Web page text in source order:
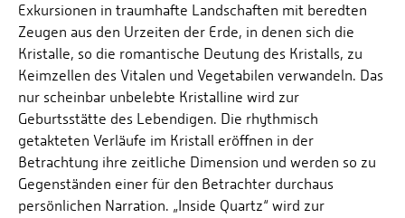
Exkursionen in traumhafte Landschaften mit beredten
Zeugen aus den Urzeiten der Erde, in denen sich die
Kristalle, so die romantische Deutung des Kristalls, zu
Keimzellen des Vitalen und Vegetabilen verwandeln. Das
nur scheinbar unbelebte Kristalline wird zur
Geburtsstätte des Lebendigen. Die rhythmisch
getakteten Verläufe im Kristall eröffnen in der
Betrachtung ihre zeitliche Dimension und werden so zu
Gegenständen einer für den Betrachter durchaus
persönlichen Narration. „Inside Quartz“ wird zur